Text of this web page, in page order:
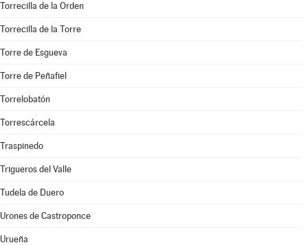
Torrecilla de la Orden
Torrecilla de la Torre
Torre de Esgueva
Torre de Peñafiel
Torrelobatón
Torrescárcela
Traspinedo
Trigueros del Valle
Tudela de Duero
Urones de Castroponce
Urueña